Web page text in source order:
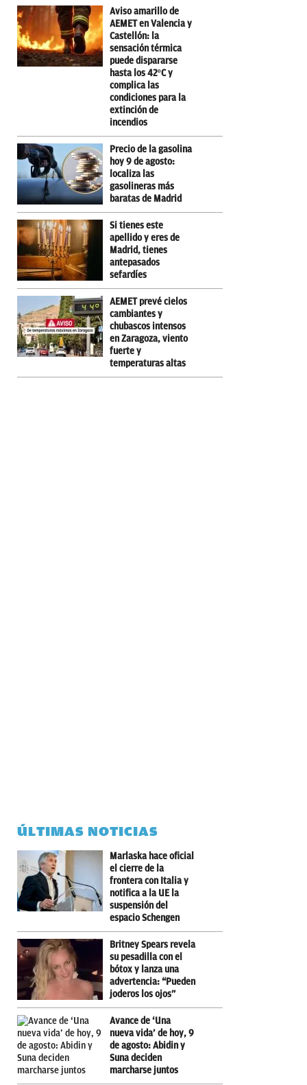
Aviso amarillo de
AEMET en Valencia y
Castellón: la
sensación térmica
puede dispararse
hasta los 42ºC y
complica las
condiciones para la
extinción de
incendios
Precio de la gasolina
hoy 9 de agosto:
localiza las
gasolineras más
baratas de Madrid
Si tienes este
apellido y eres de
Madrid, tienes
antepasados
sefardíes
AEMET prevé cielos
cambiantes y
chubascos intensos
en Zaragoza, viento
fuerte y
temperaturas altas
ÚLTIMAS NOTICIAS
Marlaska hace oficial
el cierre de la
frontera con Italia y
notifica a la UE la
suspensión del
espacio Schengen
Britney Spears revela
su pesadilla con el
bótox y lanza una
advertencia: “Pueden
joderos los ojos”
Avance de ‘Una
nueva vida’ de hoy, 9
de agosto: Abidin y
Suna deciden
marcharse juntos